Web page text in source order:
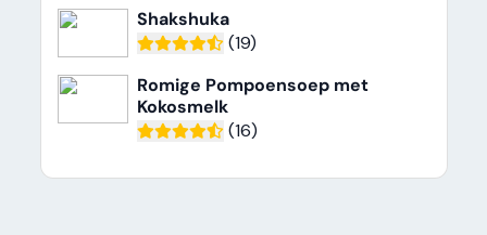
Shakshuka
(19)
Romige Pompoensoep met
Kokosmelk
(16)